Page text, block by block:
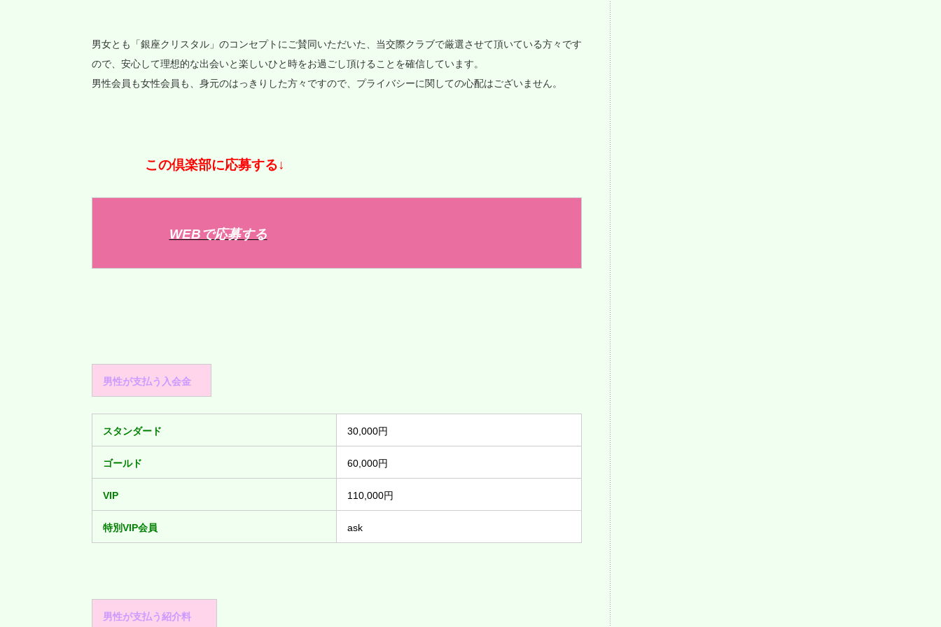
男女とも「銀座クリスタル」のコンセプトにご賛同いただいた、当交際クラブで厳選させて頂いている方々です
ので、安心して理想的な出会いと楽しいひと時をお過ごし頂けることを確信しています。
男性会員も女性会員も、身元のはっきりした方々ですので、プライバシーに関しての心配はございません。
この倶楽部に応募する↓
WEBで応募する
男性が支払う入会金
スタンダード 30,000円
ゴールド 60,000円
VIP 110,000円
特別VIP会員 ask
男性が支払う紹介料